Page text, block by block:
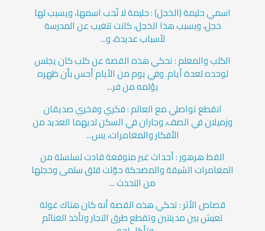
اسمي حليمة (الخجل) : حليمة لا تُحب اسمها، ويسبب لها
خجل، وبسبب هذا الخجل، كانت تتغيب عن المدرسة
لأسباب عديدة، و...
الكلب والمعلم : تحكي هذه القصة عن كلب كان يجلس
لوحده لعدة أيام. وفي يوم من الأيام أحس بأن ظهره
يؤلمه من فر...
انقطع تواصلي مع العالم : فكري وفخري صديقان
وزميلان في الصف، وجاران في السكن لديهما العديد من
الأفكار والمغامرات، يس...
القط هرهور : أحداث غير متوقعة قادت لسلسلة من
المغامرات الشيقة والمضحكة حوّلت قلق سلمى وخجلها
من التحدث ...
قصاص الأثر : تحكي هذه القصة أنه كان هناك غولة
تعيش بين مدينتين وتقطع طرق التجار وتأخذ الغنائم